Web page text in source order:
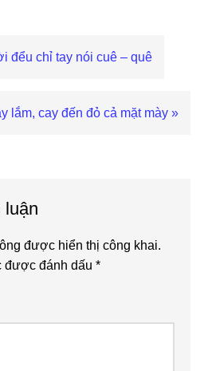
đểu chỉ tay nói cuê – quê
lắm, cay đến đỏ cả mặt mày »
luận
được hiển thị công khai.
được đánh dấu*